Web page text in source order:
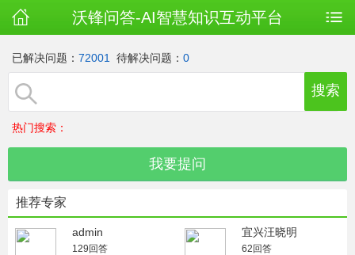
沃锋问答-AI智慧知识互动平台
已解决问题： 72001 待解决问题： 0
热门搜索：
推荐专家
admin
129回答
宜兴汪晓明
62回答